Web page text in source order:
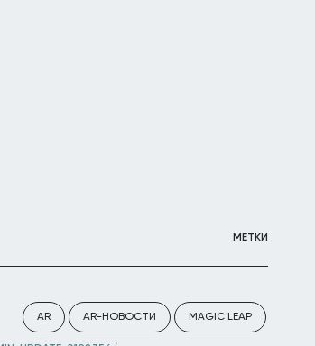
МЕТКИ
AR AR-НОВОСТИ MAGIC LEAP